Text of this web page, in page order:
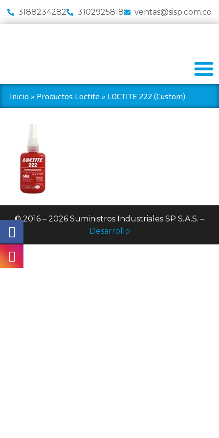
3188234282 3102925818 ventas@sisp.com.co
Inicio » Productos Loctite » LOCTITE 222 (Custom)
© 2016 – 2026 Suministros Industriales SP S.A.S. –
Desarrollo